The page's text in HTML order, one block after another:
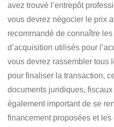
avez trouvé l’entrepôt
vous devrez négocier le prix
recommandé de connaître
d’acquisition utilisés pour
vous devrez rassembler tous
pour finaliser la transaction,
documents juridiques,
également important de se
financement proposées et les